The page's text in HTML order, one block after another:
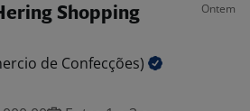
Shopping
Ontem
de Confecções)